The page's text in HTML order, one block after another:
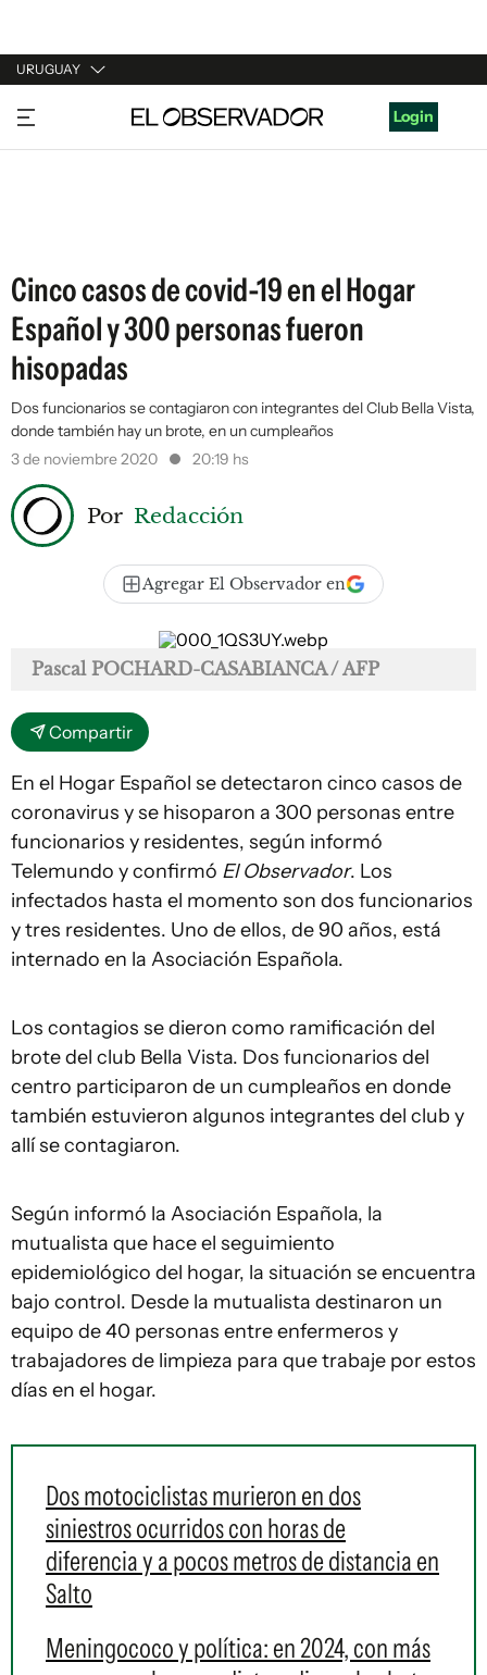
URUGUAY
URUGUAY
ARGENTINA
Login
Cinco casos de covid-19 en el Hogar
Español y 300 personas fueron
hisopadas
Dos funcionarios se contagiaron con integrantes del Club Bella Vista,
donde también hay un brote, en un cumpleaños
3 de noviembre 2020
20:19 hs
Por Redacción
Agregar El Observador en
Pascal POCHARD-CASABIANCA / AFP
Compartir
En el Hogar Español se detectaron cinco casos de
coronavirus y se hisoparon a 300 personas entre
funcionarios y residentes, según informó
Telemundo y confirmó El Observador. Los
infectados hasta el momento son dos funcionarios
y tres residentes. Uno de ellos, de 90 años, está
internado en la Asociación Española.
Los contagios se dieron como ramificación del
brote del club Bella Vista. Dos funcionarios del
centro participaron de un cumpleaños en donde
también estuvieron algunos integrantes del club y
allí se contagiaron.
Según informó la Asociación Española, la
mutualista que hace el seguimiento
epidemiológico del hogar, la situación se encuentra
bajo control. Desde la mutualista destinaron un
equipo de 40 personas entre enfermeros y
trabajadores de limpieza para que trabaje por estos
días en el hogar.
Dos motociclistas murieron en dos
siniestros ocurridos con horas de
diferencia y a pocos metros de distancia en
Salto
Meningococo y política: en 2024, con más